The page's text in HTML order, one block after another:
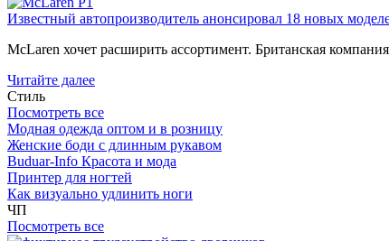
Известный автопроизводитель анонсировал 18 новых
McLaren хочет расширить ассортимент. Британская
Читайте далее
Стиль
Посмотреть все
Модная одежда оптом и в розницу
Женские боди с длинным рукавом
Buduar-Info Красота и мода
Принтер для ногтей
Как визуально удлинить ноги
ЧП
Посмотреть все